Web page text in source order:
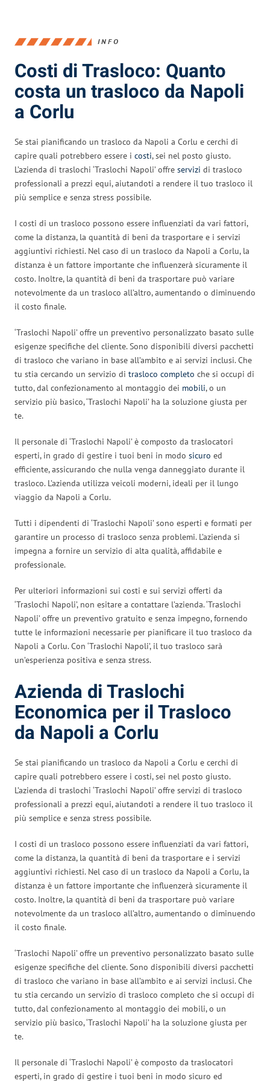
INFO
Costi di Trasloco: Quanto
costa un trasloco da Napoli
a Corlu
Se stai pianificando un trasloco da Napoli a Corlu e cerchi di
capire quali potrebbero essere i costi, sei nel posto giusto.
L’azienda di traslochi ‘Traslochi Napoli’ offre servizi di trasloco
professionali a prezzi equi, aiutandoti a rendere il tuo trasloco il
più semplice e senza stress possibile.
I costi di un trasloco possono essere influenziati da vari fattori,
come la distanza, la quantità di beni da trasportare e i servizi
aggiuntivi richiesti. Nel caso di un trasloco da Napoli a Corlu, la
distanza è un fattore importante che influenzerà sicuramente il
costo. Inoltre, la quantità di beni da trasportare può variare
notevolmente da un trasloco all’altro, aumentando o diminuendo
il costo finale.
‘Traslochi Napoli’ offre un preventivo personalizzato basato sulle
esigenze specifiche del cliente. Sono disponibili diversi pacchetti
di trasloco che variano in base all’ambito e ai servizi inclusi. Che
tu stia cercando un servizio di trasloco completo che si occupi di
tutto, dal confezionamento al montaggio dei mobili, o un
servizio più basico, ‘Traslochi Napoli’ ha la soluzione giusta per
te.
Il personale di ‘Traslochi Napoli’ è composto da traslocatori
esperti, in grado di gestire i tuoi beni in modo sicuro ed
efficiente, assicurando che nulla venga danneggiato durante il
trasloco. L’azienda utilizza veicoli moderni, ideali per il lungo
viaggio da Napoli a Corlu.
Tutti i dipendenti di ‘Traslochi Napoli’ sono esperti e formati per
garantire un processo di trasloco senza problemi. L’azienda si
impegna a fornire un servizio di alta qualità, affidabile e
professionale.
Per ulteriori informazioni sui costi e sui servizi offerti da
‘Traslochi Napoli’, non esitare a contattare l’azienda. ‘Traslochi
Napoli’ offre un preventivo gratuito e senza impegno, fornendo
tutte le informazioni necessarie per pianificare il tuo trasloco da
Napoli a Corlu. Con ‘Traslochi Napoli’, il tuo trasloco sarà
un’esperienza positiva e senza stress.
Azienda di Traslochi
Economica per il Trasloco
da Napoli a Corlu
Se stai pianificando un trasloco da Napoli a Corlu e cerchi di
capire quali potrebbero essere i costi, sei nel posto giusto.
L’azienda di traslochi ‘Traslochi Napoli’ offre servizi di trasloco
professionali a prezzi equi, aiutandoti a rendere il tuo trasloco il
più semplice e senza stress possibile.
I costi di un trasloco possono essere influenziati da vari fattori,
come la distanza, la quantità di beni da trasportare e i servizi
aggiuntivi richiesti. Nel caso di un trasloco da Napoli a Corlu, la
distanza è un fattore importante che influenzerà sicuramente il
costo. Inoltre, la quantità di beni da trasportare può variare
notevolmente da un trasloco all’altro, aumentando o diminuendo
il costo finale.
‘Traslochi Napoli’ offre un preventivo personalizzato basato sulle
esigenze specifiche del cliente. Sono disponibili diversi pacchetti
di trasloco che variano in base all’ambito e ai servizi inclusi. Che
tu stia cercando un servizio di trasloco completo che si occupi di
tutto, dal confezionamento al montaggio dei mobili, o un
servizio più basico, ‘Traslochi Napoli’ ha la soluzione giusta per
te.
Il personale di ‘Traslochi Napoli’ è composto da traslocatori
esperti, in grado di gestire i tuoi beni in modo sicuro ed